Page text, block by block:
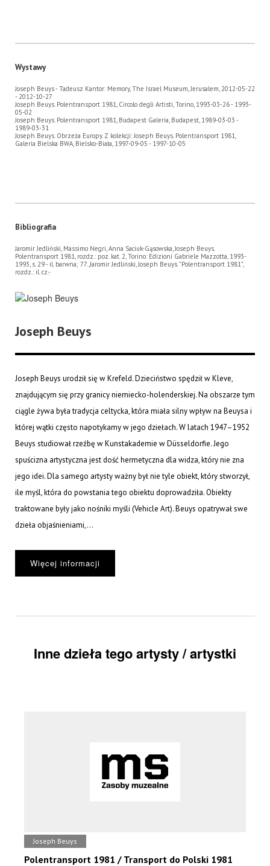
Wystawy
Joseph Beuys - Tadeusz Kantor: Memory, The Israel Museum, Jerusalem, 2012-05-22
- 2012-10-27
Joseph Beuys. Polentransport 1981, Circolo degli Artisti, Torino, 1993-03-26 - 1993-
05-02
Joseph Beuys. Polentransport 1981, Budapest Galeria, Budapest, 1989-03-03 -
1989-03-31
Joseph Beuys. Obrzeża Europy. Z kolekcji: Joseph Beuys. Polentransport 1981,
Galeria Bielska BWA, Bielsko-Biała, 1997-09-05 - 1997-10-05
Bibliografia
Jaromir Jedliński, Massimo Negri, Anna Saciuk-Gąsowska, Joseph Beuys.
Polentransport 1981, rozdz.: poz. kat. 2, Torino: Edizioni Gabriele Mazzotta, 1993-
1993, s. 29 - il. barwna; 77.,Jaromir Jedliński, Joseph Beuys. "Polentransport 1981",
rozdz.: il. cz.-
Joseph Beuys
Joseph Beuys urodził się w Krefeld. Dzieciństwo spędził w Kleve,
znajdującym się przy granicy niemiecko-holenderskiej. Na obszarze tym
ciągle żywa była tradycja celtycka, która miała silny wpływ na Beuysa i
której wątki często napotykamy w jego dziełach. W latach 1947–1952
Beuys studiował rzeźbę w Kunstakademie w Düsseldorfie. Jego
spuścizna artystyczna jest dość hermetyczna dla widza, który nie zna
jego idei. Dla samego artysty ważny był nie tyle obiekt, który stworzył,
ile myśl, która do powstania tego obiektu doprowadziła. Obiekty
traktowane były jako nośniki myśli (Vehicle Art). Beuys opatrywał swe
dzieła objaśnieniami,...
Więcej informacji
Inne dzieła tego artysty / artystki
Joseph Beuys
Polentransport 1981 / Transport do Polski 1981